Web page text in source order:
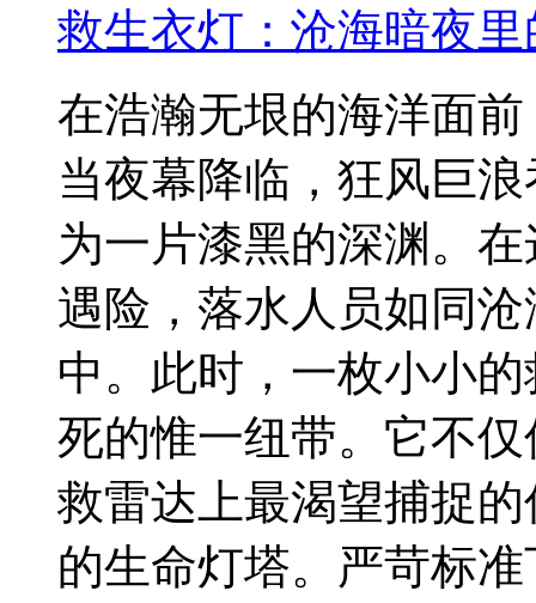
救生衣灯：沧海暗夜
在浩瀚无垠的海洋面
当夜幕降临，狂风巨
为一片漆黑的深渊。
遇险，落水人员如同
中。此时，一枚小小
死的惟一纽带。它不
救雷达上最渴望捕捉
的生命灯塔。严苛标